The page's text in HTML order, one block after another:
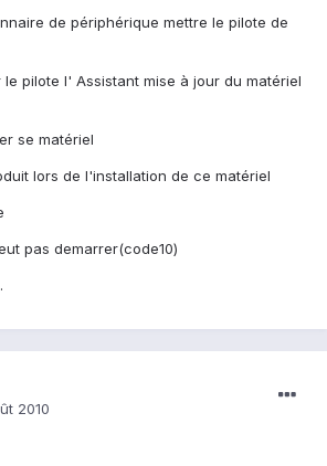
de périphérique mettre le pilote de
pilote l' Assistant mise à jour du matériel
se matériel
lors de l'installation de ce matériel
pas demarrer(code10)
2010